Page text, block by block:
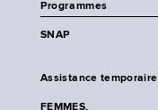
Programmes
SNAP
Assistance temporaire
FEMMES,